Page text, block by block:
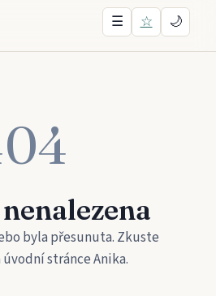
☰ ☆ 🌙
byla přesunuta. Zkuste
stránceAnika.